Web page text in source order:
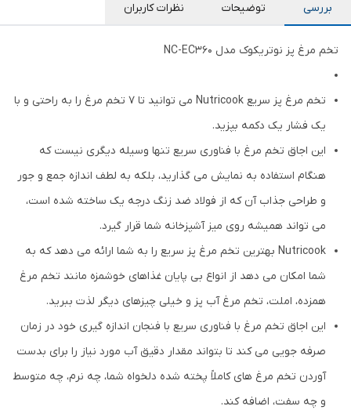
بررسی توضیحات نظرات کاربران
تخم مرغ پز نوتریکوک مدل NC-EC360
تخم مرغ پز سریع Nutricook می توانید تا 7 تخم مرغ را به راحتی و با
یک فشار یک دکمه بپزید.
این اجاق تخم مرغ با فناوری سریع تنها وسیله دیگری نیست که
هنگام استفاده به نمایش می گذارید، بلکه به لطف اندازه جمع و جور
و طراحی جذاب آن که از فولاد ضد زنگ درجه یک ساخته شده است،
می تواند همیشه روی میز آشپزخانه شما قرار گیرد.
Nutricook بهترین تخم مرغ پز سریع را به شما ارائه می دهد که به
شما امکان می دهد از انواع بی پایان غذاهای خوشمزه مانند تخم مرغ
همزده، املت، تخم مرغ آب پز و خیلی چیزهای دیگر لذت ببرید.
این اجاق تخم مرغ با فناوری سریع با فنجان اندازه گیری خود در زمان
صرفه جویی می کند تا بتواند مقدار دقیق آب مورد نیاز را برای بدست
آوردن تخم مرغ های کاملاً پخته شده دلخواه شما، چه نرم، چه متوسط
​​و چه سفت، اضافه کند.